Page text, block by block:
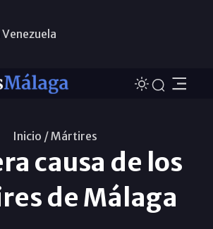
Inicio /Mártires
causa de los
de Málaga